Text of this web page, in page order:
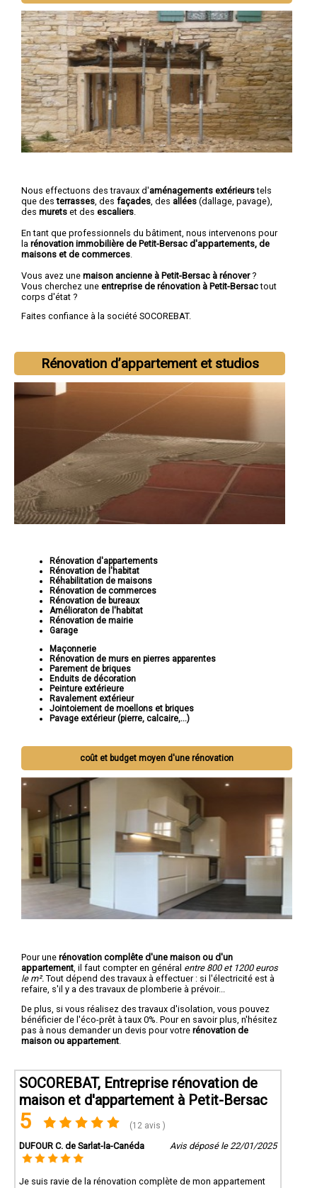
Nous effectuons des travaux d'aménagements extérieurstels
que desterrasses , des façades , des allées (dallage, pavage),
des murets et des escaliers
En tant que professionnels du bâtiment, nous intervenons pour
la rénovation immobilière de Petit-Bersac d'appartements, de
maisons et de commerces
Vous avez une maison ancienne à Petit-Bersac à rénover?
Vous cherchez une entreprise de rénovation à Petit-Bersactout
corps d'état ?
Faites confiance à la société SOCOREBAT.
Rénovation d’appartement et studios
Rénovation d'appartements
Rénovation de l'habitat
Réhabilitation de maisons
Rénovation de commerces
Rénovation de bureaux
Amélioraton de l'habitat
Rénovation de mairie
Garage
Maçonnerie
Rénovation de murs en pierres apparentes
Parement de briques
Enduits de décoration
Peinture extérieure
Ravalement extérieur
Jointoiement de moellons et briques
Pavage extérieur (pierre, calcaire,...)
coût et budget moyen d'une rénovation
Pour une rénovation complête d'une maison ou d'un
appartement , il faut compter en général entre 800 et 1200 euros
le m². Tout dépend des travaux à effectuer : si l'électricité est à
refaire, s'il y a des travaux de plomberie à prévoir...
De plus, si vous réalisez des travaux d'isolation, vous pouvez
bénéficier de l'éco-prêt à taux 0%. Pour en savoir plus, n'hésitez
pas à nous demander un devis pour votre rénovation de
maison ou appartement
SOCOREBAT, Entreprise rénovation de
maison et d'appartement à Petit-Bersac
5 (12 avis )
DUFOUR C. de Sarlat-la-Canéda Avis déposé le 22/01/2025
Je suis ravie de la rénovation complète de mon appartement